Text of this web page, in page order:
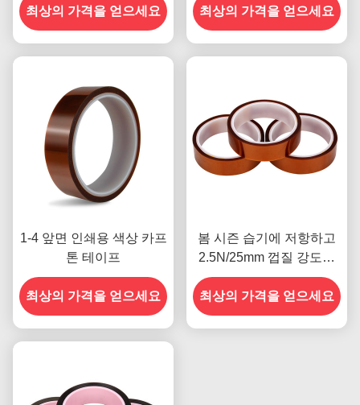
최상의 가격을 얻으세요
최상의 가격을 얻으세요
1-4 앞면 인쇄용 색상 카프
톤 테이프
최상의 가격을 얻으세요
봄 시즌 습기에 저항하고
2.5N/25mm 껍질 강도를
갖춘 이전 모델
최상의 가격을 얻으세요